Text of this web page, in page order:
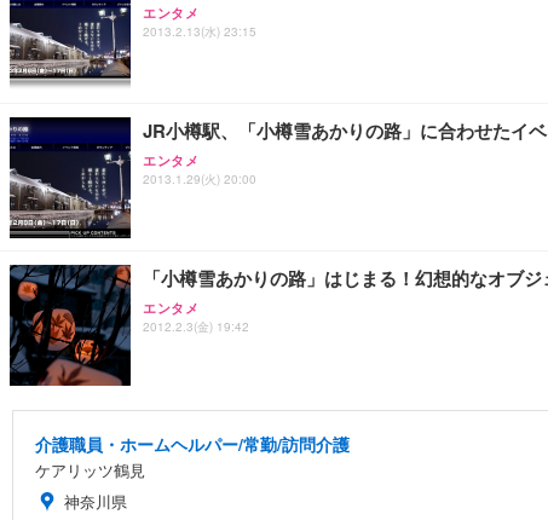
エンタメ
2013.2.13(水) 23:15
JR小樽駅、「小樽雪あかりの路」に合わせたイ
エンタメ
2013.1.29(火) 20:00
「小樽雪あかりの路」はじまる！幻想的なオブ
エンタメ
2012.2.3(金) 19:42
介護職員・ホームヘルパー/常勤/訪問介護
ケアリッツ鶴見
神奈川県